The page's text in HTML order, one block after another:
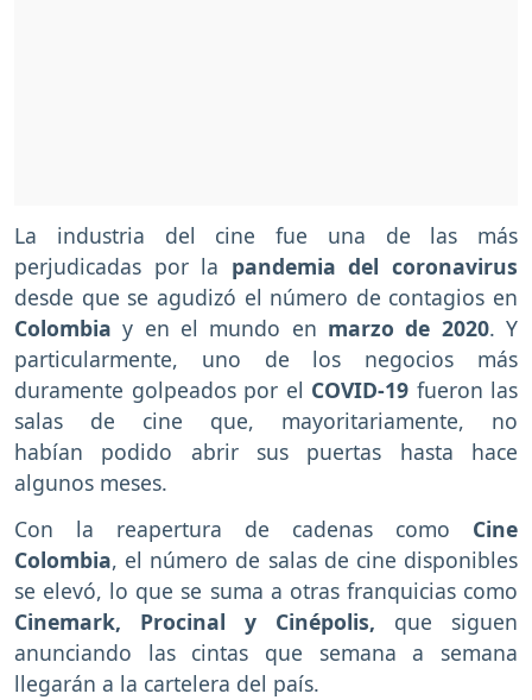
La industria del cine fue una de las más
perjudicadas por la pandemia del coronavirus
desde que se agudizó el número de contagios en
Colombiay en el mundo en marzo de 2020. Y
particularmente, uno de los negocios más
duramente golpeados por el COVID-19 fueron las
salas de cine que, mayoritariamente, no
habían podido abrir sus puertas hasta hace
algunos meses.
Con la reapertura de cadenas como Cine
Colombia, el número de salas de cine disponibles
se elevó, lo que se suma a otras franquicias como
Cinemark, Procinal y Cinépolis, que siguen
anunciando las cintas que semana a semana
llegarán a la cartelera del país.